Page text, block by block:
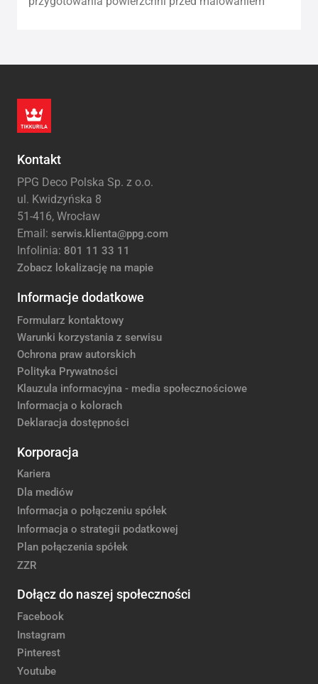
Kontakt
PPG Deco Polska Sp. z o.o.
ul. Kwidzyńska 8
51-416, Wrocław
Email: serwis.klienta@ppg.com
Infolinia: 801 11 33 11
Zobacz lokalizację na mapie
Informacje dodatkowe
Formularz kontaktowy
Warunki korzystania z serwisu
Ochrona praw autorskich
Polityka Prywatności
Klauzula informacyjna - media społecznościowe
Informacja o kolorach
Deklaracja dostępności
Korporacja
Kariera
Dla mediów
Informacja o połączeniu spółek
Informacja o strategii podatkowej
Plan połączenia spółek
ZZR
Dołącz do naszej społeczności
Facebook
Instagram
Pinterest
Youtube